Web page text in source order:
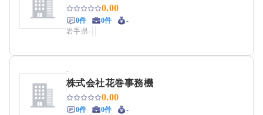
0.00
0件 0件
-
岩手県--
-
株式会社花巻事務機
0.00
0件 0件
-